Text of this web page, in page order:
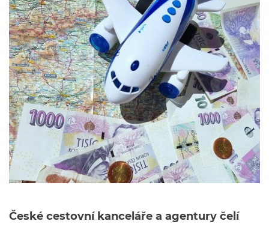
České cestovní kanceláře a agentury čelí